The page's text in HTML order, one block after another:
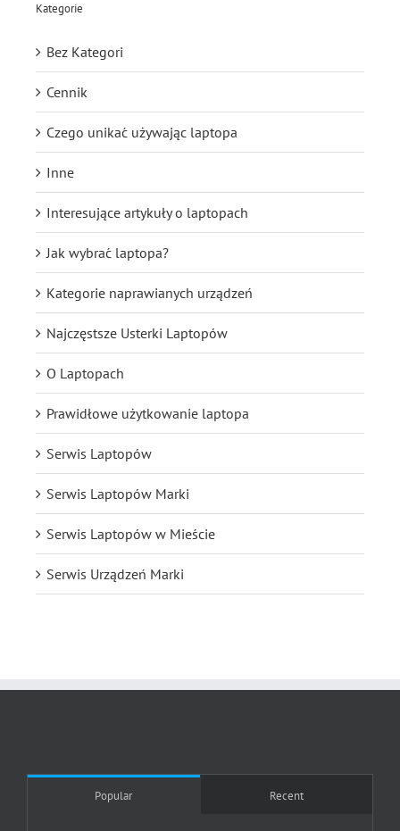
Kategorie
Bez Kategori
Cennik
Czego unikać używając laptopa
Inne
Interesujące artykuły o laptopach
Jak wybrać laptopa?
Kategorie naprawianych urządzeń
Najczęstsze Usterki Laptopów
O Laptopach
Prawidłowe użytkowanie laptopa
Serwis Laptopów
Serwis Laptopów Marki
Serwis Laptopów w Mieście
Serwis Urządzeń Marki
Popular Recent